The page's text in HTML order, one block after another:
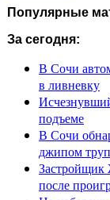
Популярные
За сегодня:
В Сочи
в ливневку
подъеме
В Сочи
джипом
Застройщик
после